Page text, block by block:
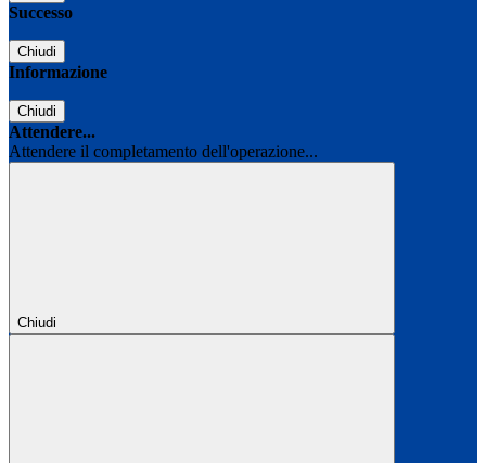
Successo
Chiudi
Informazione
Chiudi
Attendere...
Attendere il completamento dell'operazione...
Chiudi